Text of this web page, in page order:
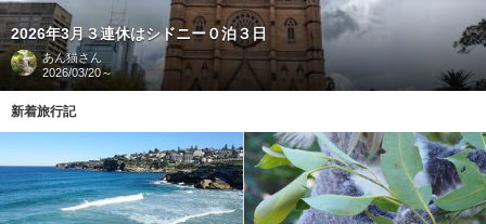
2026年3月３連休はシドニー０泊３日
あん猫さん
2026/03/20～
新着旅行記